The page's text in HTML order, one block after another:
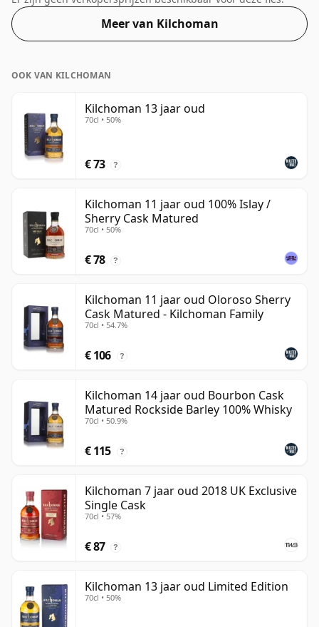
Meer van Kilchoman
OOK VAN KILCHOMAN
Kilchoman 13 jaar oud
70cl • 50%
€ 73 ?
Kilchoman 11 jaar oud 100% Islay /
Sherry Cask Matured
70cl • 50%
€ 78 ?
Kilchoman 11 jaar oud Oloroso Sherry
Cask Matured - Kilchoman Family
70cl • 54.7%
€ 106 ?
Kilchoman 14 jaar oud Bourbon Cask
Matured Rockside Barley 100% Whisky
70cl • 50.9%
€ 115 ?
Kilchoman 7 jaar oud 2018 UK Exclusive
Single Cask
70cl • 57%
€ 87 ?
Kilchoman 13 jaar oud Limited Edition
70cl • 50%